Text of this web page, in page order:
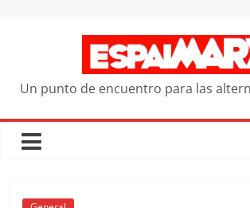
Un punto de encuentro para las